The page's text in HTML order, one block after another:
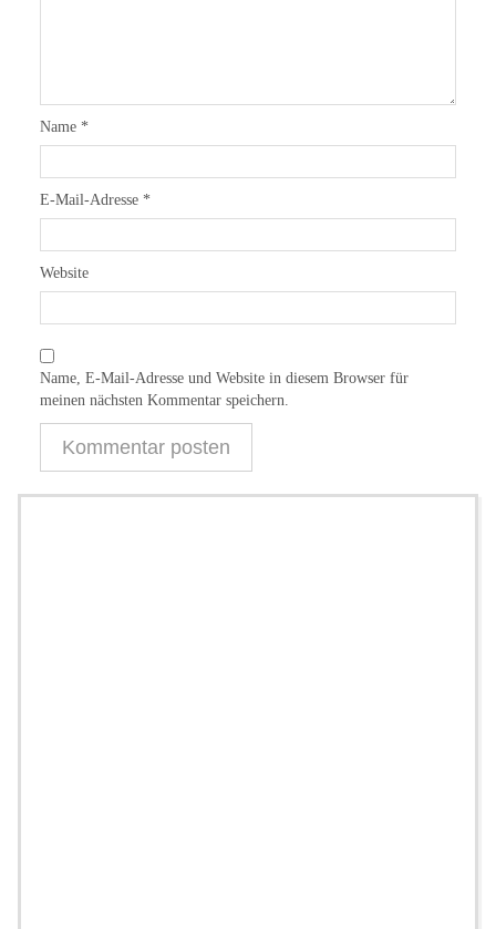
Name *
E-Mail-Adresse *
Website
Name, E-Mail-Adresse und Website in diesem Browser für
meinen nächsten Kommentar speichern.